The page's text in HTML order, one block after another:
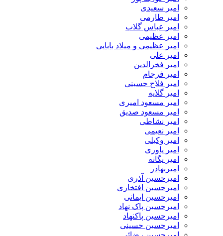
امیر سعیدی
امیر طارمی
امیر عباس گلاب
امیر عظیمی
امیر عظیمی و میلاد بابایی
امیر علی
امیر فخرالدین
امیر فرجام
امیر فلاح حسینی
امیر گلایه
امیر مسعود امیری
امیر مسعود صدیق
امیر نشاطی
امیر نعیمی
امیر وکیلی
امیر یاوری
امیر یگانه
امیربهادر
امیرحسین آذری
امیرحسین افتخاری
امیرحسین ایمانی
امیرحسین پاک نهاد
امیرحسین پاکنهاد
امیرحسین حسینی